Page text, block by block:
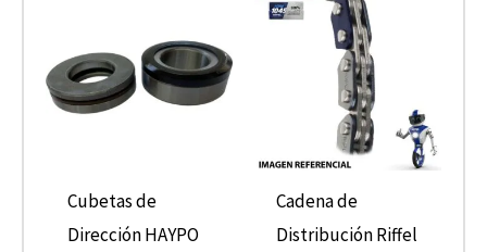
Cubetas de
Dirección HAYPO
Cadena de
Distribución Riffel